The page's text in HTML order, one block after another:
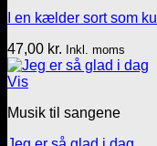
I en kælder sort som kul
47,00 kr. Inkl. moms
Vis
Musik til sangene